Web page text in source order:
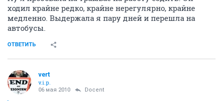
ходил крайне редко, крайне нерегулярно, крайне
медленно. Выдержала я пару дней и перешла на
автобусы.
ОТВЕТИТЬ
vert
v.i.p.
06 мая 2010 Docent